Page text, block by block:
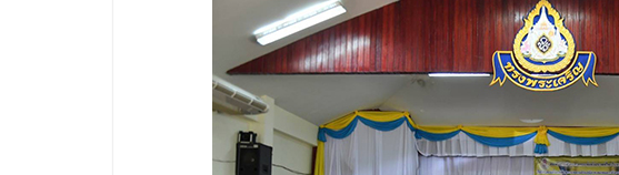
Travel ดึงเอเย่นต์กว่า 52 บริษัท ทดสอบ
เส้นทางท่องเที่ยว Corporate ยกระดับ
ภาคตะวันออกสู่จุดหมายปลายทาง
คุณภาพ